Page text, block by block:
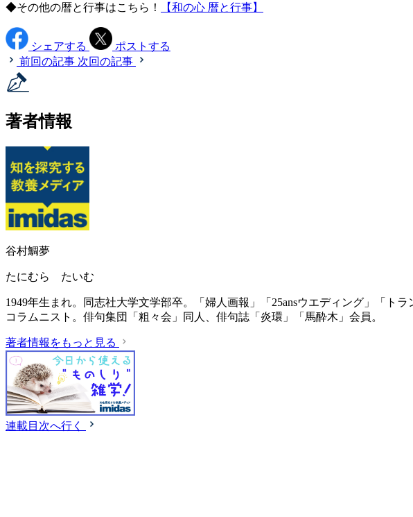
◆その他の暦と行事はこちら！ 【和の心 暦と行事】
シェアする
ポストする
前回の記事 次回の記事
著者情報
谷村鯛夢
たにむら たいむ
1949年生まれ。同志社大学文学部卒。「婦人画報」「25ansウエディング」「ト
コラムニスト。俳句集団「粗々会」同人、俳句誌「炎環」「馬酔木」会員。
著者情報をもっと見る
連載目次へ行く